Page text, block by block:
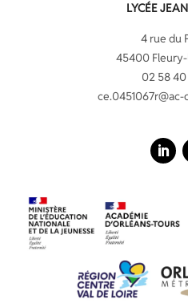
LYCÉE
4 rue du
45400
02 58